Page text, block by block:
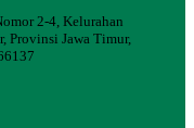
2-4, Kelurahan
Provinsi Jawa Timur,